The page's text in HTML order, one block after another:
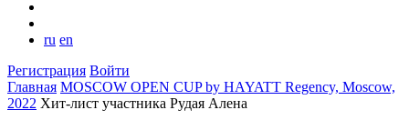
ru en
Регистрация Войти
Главная MOSCOW OPEN CUP by HAYATT Regency, Moscow,
2022 Хит-лист участника Рудая Алена